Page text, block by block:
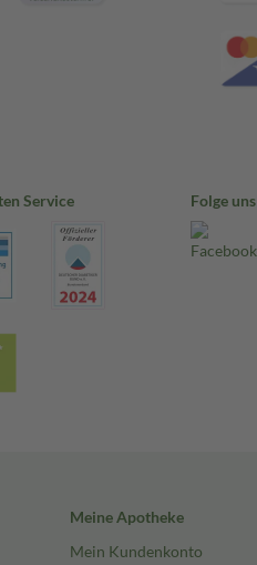
Service Folge uns
Meine Apotheke
Mein Kundenkonto